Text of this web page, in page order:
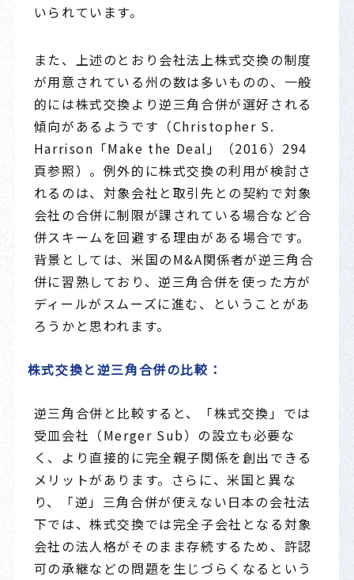
いられています。
また、上述のとおり会社法上株式交換の制度
が用意されている州の数は多いものの、一般
的には株式交換より逆三角合併が選好される
傾向があるようです（Christopher S.
Harrison「Make the Deal」（2016）294
頁参照）。例外的に株式交換の利用が検討さ
れるのは、対象会社と取引先との契約で対象
会社の合併に制限が課されている場合など合
併スキームを回避する理由がある場合です。
背景としては、米国のM&A関係者が逆三角合
併に習熟しており、逆三角合併を使った方が
ディールがスムーズに進む、ということがあ
ろうかと思われます。
株式交換と逆三角合併の比較：
逆三角合併と比較すると、「株式交換」では
受皿会社（Merger Sub）の設立も必要な
く、より直接的に完全親子関係を創出できる
メリットがあります。さらに、米国と異な
り、「逆」三角合併が使えない日本の会社法
下では、株式交換では完全子会社となる対象
会社の法人格がそのまま存続するため、許認
可の承継などの問題を生じづらくなるという